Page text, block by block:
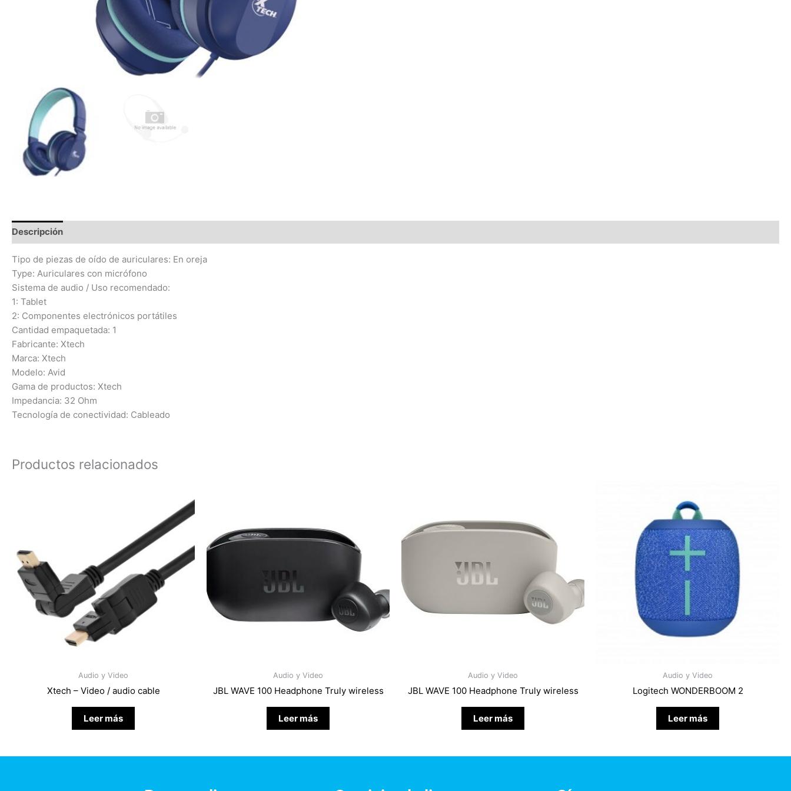
Descripción
Tipo de piezas de oído de auriculares: En oreja
Type: Auriculares con micrófono
Sistema de audio / Uso recomendado:
1: Tablet
2: Componentes electrónicos portátiles
Cantidad empaquetada: 1
Fabricante: Xtech
Marca: Xtech
Modelo: Avid
Gama de productos: Xtech
Impedancia: 32 Ohm
Tecnología de conectividad: Cableado
Productos relacionados
Audio y Video
Xtech – Video / audio cable
Leer más
Audio y Video
JBL WAVE 100 Headphone Truly wireless
Leer más
Audio y Video
JBL WAVE 100 Headphone Truly wireless
Leer más
Audio y Video
Logitech WONDERBOOM 2
Leer más